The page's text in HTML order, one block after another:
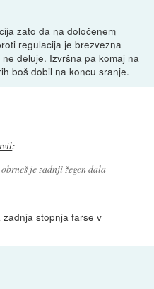
zato da na določenem
regulacija je brezvezna
deluje. Izvršna pa komaj na
boš dobil na koncu sranje.
:
je zadnji žegen dala
stopnja farse v